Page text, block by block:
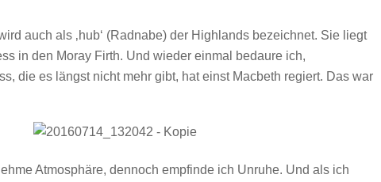
auch als ‚hub‘ (Radnabe) der Highlands bezeichnet. Sie liegt
in den Moray Firth. Und wieder einmal bedaure ich,
die es längst nicht mehr gibt, hat einst Macbeth regiert. Das war
Atmosphäre, dennoch empfinde ich Unruhe. Und als ich